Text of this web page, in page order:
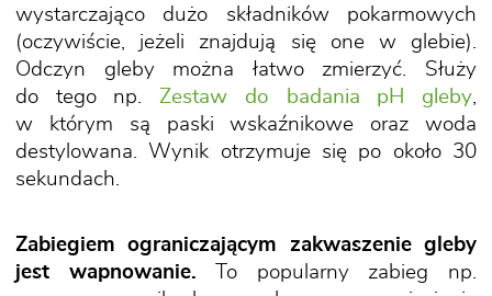
wystarczająco dużo składników pokarmowych
(oczywiście, jeżeli znajdują się one w glebie).
Odczyn gleby można łatwo zmierzyć. Służy
do tego np.Zestaw do badania pH gleby,
w którym są paski wskaźnikowe oraz woda
destylowana. Wynik otrzymuje się po około 30
sekundach.
Zabiegiem ograniczającym zakwaszenie gleby
jest wapnowanie. To popularny zabieg np.